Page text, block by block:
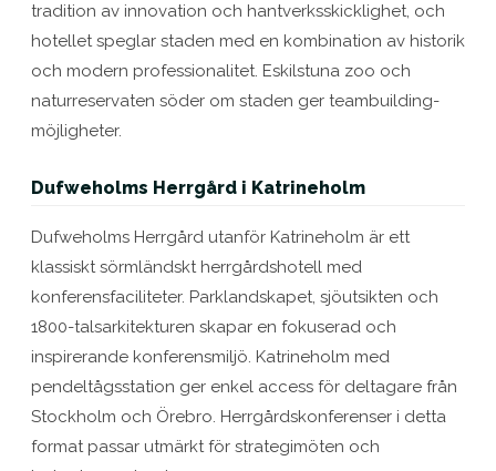
tradition av innovation och hantverksskicklighet, och
hotellet speglar staden med en kombination av historik
och modern professionalitet. Eskilstuna zoo och
naturreservaten söder om staden ger teambuilding-
möjligheter.
Dufweholms Herrgård i Katrineholm
Dufweholms Herrgård utanför Katrineholm är ett
klassiskt sörmländskt herrgårdshotell med
konferensfaciliteter. Parklandskapet, sjöutsikten och
1800-talsarkitekturen skapar en fokuserad och
inspirerande konferensmiljö. Katrineholm med
pendeltågsstation ger enkel access för deltagare från
Stockholm och Örebro. Herrgårdskonferenser i detta
format passar utmärkt för strategimöten och